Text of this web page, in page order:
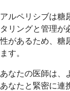
アルペリシブは糖
タリングと管理が
性があるため、糖
ます。
あなたの医師は、
あなたと緊密に連